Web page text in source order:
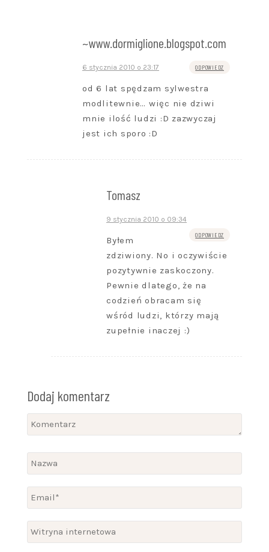
~www.dormiglione.blogspot.com
6 stycznia 2010 o 23:17 ODPOWIEDZ
od 6 lat spędzam sylwestra
modlitewnie… więc nie dziwi
mnie ilość ludzi :D zazwyczaj
jest ich sporo :D
Tomasz
9 stycznia 2010 o 09:34
ODPOWIEDZ
Byłem
zdziwiony. No i oczywiście
pozytywnie zaskoczony.
Pewnie dlatego, że na
codzień obracam się
wśród ludzi, którzy mają
zupełnie inaczej :)
Dodaj komentarz